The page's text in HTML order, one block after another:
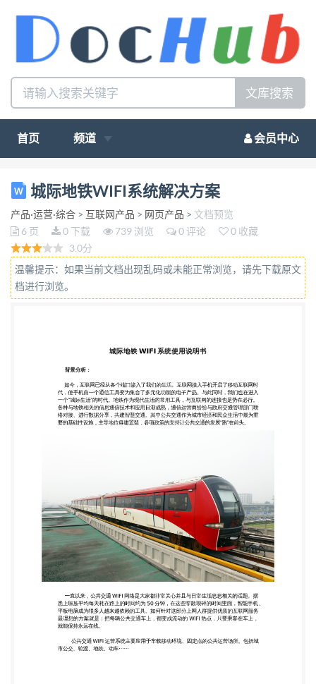
文库搜索
首页 频道 会员中心
城际地铁 WIFI 系统使用说明书 背景分析： 如今，互
联网已经从各个端口渗入了我们的生活。互联网接入
手机开启了移动互联网时 代，使手机由一个通信工具
变为集合了多元化功能的电子产品。与此同时，我们
也在进入 一个“城际生活”的时代。地铁作为现代生活
的常用工具，与互联网的连接也是势在必行。 各种与
享，共建智慧交通。其中公共交通作为城市经济和民
众生活中最为重 要的基础性设施，主导地位毋庸置
疑，各项政策的支持让公共交通的发展“跑”在前头。
一直以来，公共交通 WIFI 网络是大家都非常关心并
间里面，智能手机 、 平板电脑成为很多人越来越依
赖的工具。如何针对这部分上网人群提供优质的互联
网服务 最理想的方案就是：把每辆公共交通车上，都
变成流动的 WIFI 热点，只要乘客在车上， 就能保持
永远在线。 公共交通 WIFI 运营系统主要应用于车载
移动环境、固定点的公共运营场所。包括城 市公交、
轮渡、地铁、动车…… 公共交通 WIFI 运营系统主要
功能： 1.免费 WIFI：客车乘客可以看新闻、玩社
交、听音乐、逛商城等，可同时支持 60 人左 右同时
城际地铁WIFI系统解决方案
产品·运营·综合 > 互联网产品 > 网页产品 > 文档预览
6 页
0 下载 739 浏览 0 评论
0 收藏
3.0分
温馨提示：如果当前文档出现乱码或未能正常浏览，请先下载原文
档进行浏览。